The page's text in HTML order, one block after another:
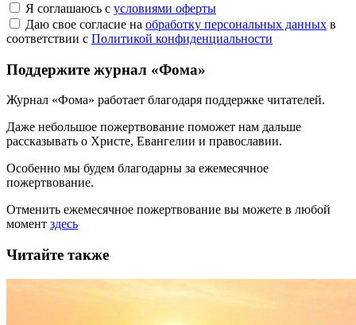
Я соглашаюсь с условиями оферты
Даю свое согласие на обработку персональных данных в
соответствии с Политикой конфиденциальности
Поддержите журнал «Фома»
Журнал «Фома» работает благодаря поддержке читателей.
Даже небольшое пожертвование поможет нам дальше
рассказывать о Христе, Евангелии и православии.
Особенно мы будем благодарны за ежемесячное
пожертвование.
Отменить ежемесячное пожертвование вы можете в любой
момент здесь
Читайте также